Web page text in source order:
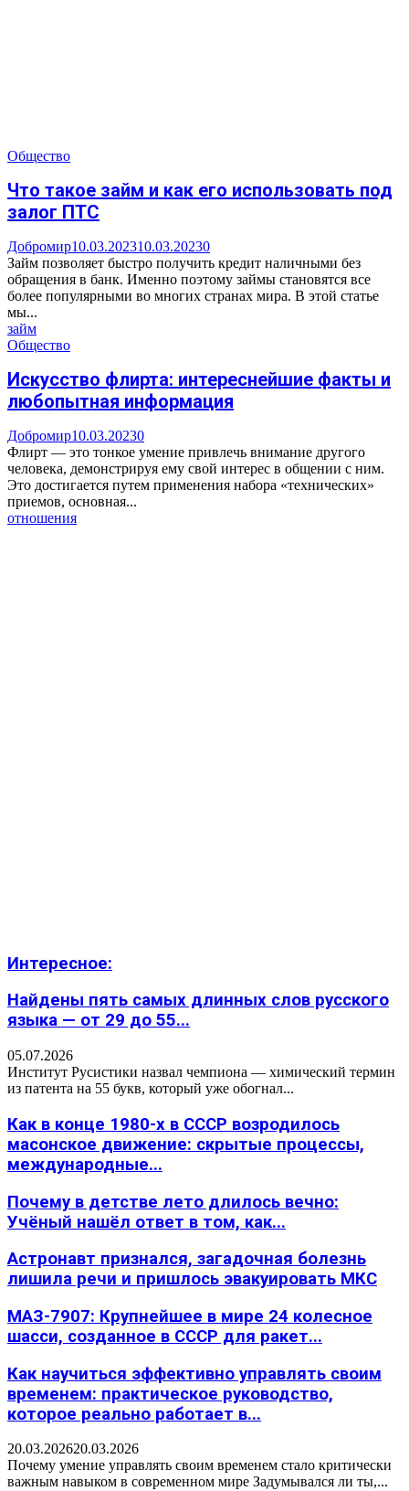
Общество
Что такое займ и как его использовать под
залог ПТС
Добромир10.03.202310.03.20230
Займ позволяет быстро получить кредит наличными без
обращения в банк. Именно поэтому займы становятся все
более популярными во многих странах мира. В этой статье
мы...
займ
Общество
Искусство флирта: интереснейшие факты и
любопытная информация
Добромир10.03.20230
Флирт — это тонкое умение привлечь внимание другого
человека, демонстрируя ему свой интерес в общении с ним.
Это достигается путем применения набора «технических»
приемов, основная...
отношения
Интересное:
Найдены пять самых длинных слов русского
языка — от 29 до 55...
05.07.2026
Институт Русистики назвал чемпиона — химический термин
из патента на 55 букв, который уже обогнал...
Как в конце 1980-х в СССР возродилось
масонское движение: скрытые процессы,
международные...
Почему в детстве лето длилось вечно:
Учёный нашёл ответ в том, как...
Астронавт признался, загадочная болезнь
лишила речи и пришлось эвакуировать МКС
МАЗ-7907: Крупнейшее в мире 24 колесное
шасси, созданное в СССР для ракет...
Как научиться эффективно управлять своим
временем: практическое руководство,
которое реально работает в...
20.03.202620.03.2026
Почему умение управлять своим временем стало критически
важным навыком в современном мире Задумывался ли ты,...